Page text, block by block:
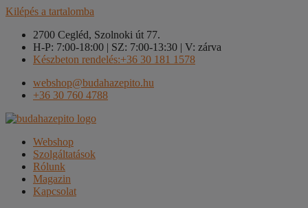
Kilépés a tartalomba
2700 Cegléd, Szolnoki út 77.
H-P: 7:00-18:00 | SZ: 7:00-13:30 | V: zárva
Készbeton rendelés:+36 30 181 1578
webshop@budahazepito.hu
+36 30 760 4788
Webshop
Szolgáltatások
Rólunk
Magazin
Kapcsolat